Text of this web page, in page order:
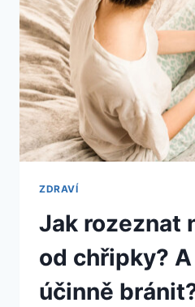
ZDRAVÍ
Jak rozeznat
od chřipky?
účinně